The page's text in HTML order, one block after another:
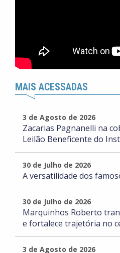
MAIS ACESSADAS
3 de Agosto de 2026
Zacarias Pagnanelli na
Leilão Beneficente do
30 de Julho de 2026
A versatilidade dos
30 de Julho de 2026
Marquinhos Roberto
e fortalece trajetória no
3 de Agosto de 2026